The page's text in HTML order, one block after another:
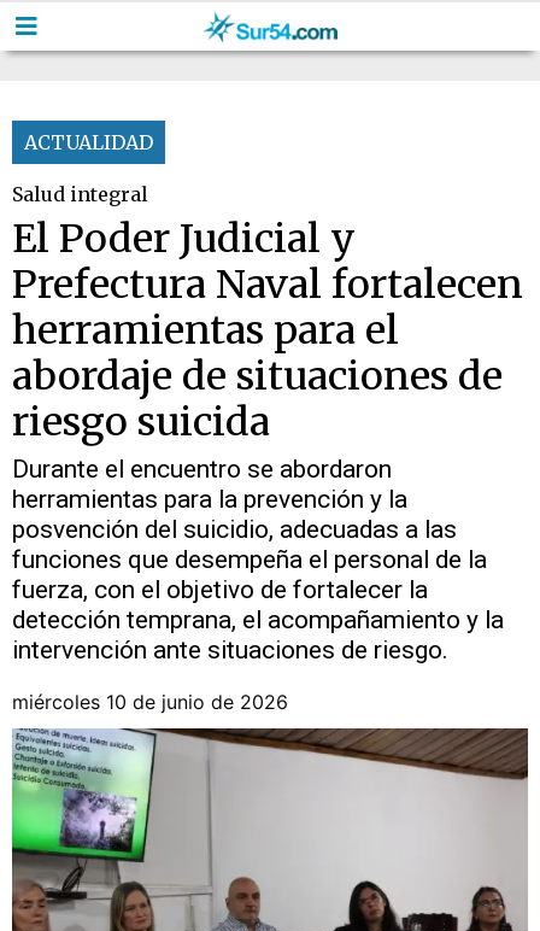
ACTUALIDAD
Salud integral
El Poder Judicial y
Prefectura Naval fortalecen
herramientas para el
abordaje de situaciones de
riesgo suicida
Durante el encuentro se abordaron
herramientas para la prevención y la
posvención del suicidio, adecuadas a las
funciones que desempeña el personal de la
fuerza, con el objetivo de fortalecer la
detección temprana, el acompañamiento y la
intervención ante situaciones de riesgo.
miércoles 10 de junio de 2026